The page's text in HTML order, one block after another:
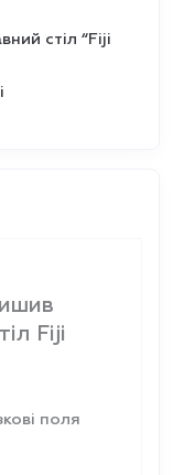
Fiji
поля